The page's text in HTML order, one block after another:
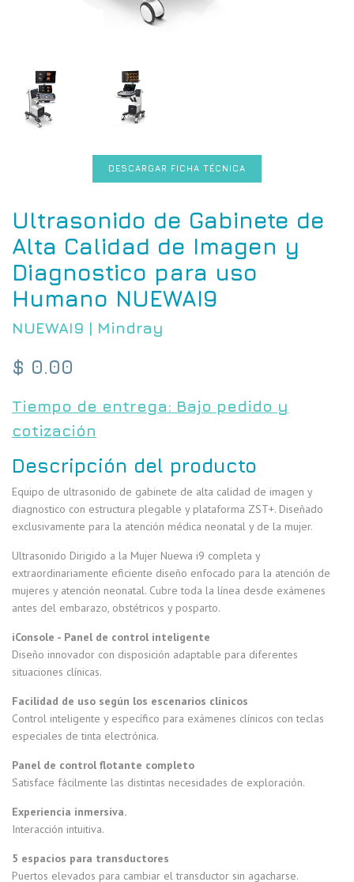
DESCARGAR FICHA TÉCNICA
Ultrasonido de Gabinete de
Alta Calidad de Imagen y
Diagnostico para uso
Humano NUEWAI9
NUEWAI9 | Mindray
Precio
habitual
$ 0.00
Tiempo de entrega: Bajo pedido y
cotización
Descripción del producto
Equipo de ultrasonido de gabinete de alta calidad de imagen y
diagnostico con estructura plegable y plataforma ZST+. Diseñado
exclusivamente para la atención médica neonatal y de la mujer.
Ultrasonido Dirigido a la Mujer Nuewa i9 completa y
extraordinariamente eficiente diseño enfocado para la atención de
mujeres y atención neonatal. Cubre toda la línea desde exámenes
antes del embarazo, obstétricos y posparto.
iConsole - Panel de control inteligente
Diseño innovador con disposición adaptable para diferentes
situaciones clínicas.
Facilidad de uso según los escenarios clínicos
Control inteligente y específico para exámenes clínicos con teclas
especiales de tinta electrónica.
Panel de control flotante completo
Satisface fácilmente las distintas necesidades de exploración.
Experiencia inmersiva.
Interacción intuitiva.
5 espacios para transductores
Puertos elevados para cambiar el transductor sin agacharse.